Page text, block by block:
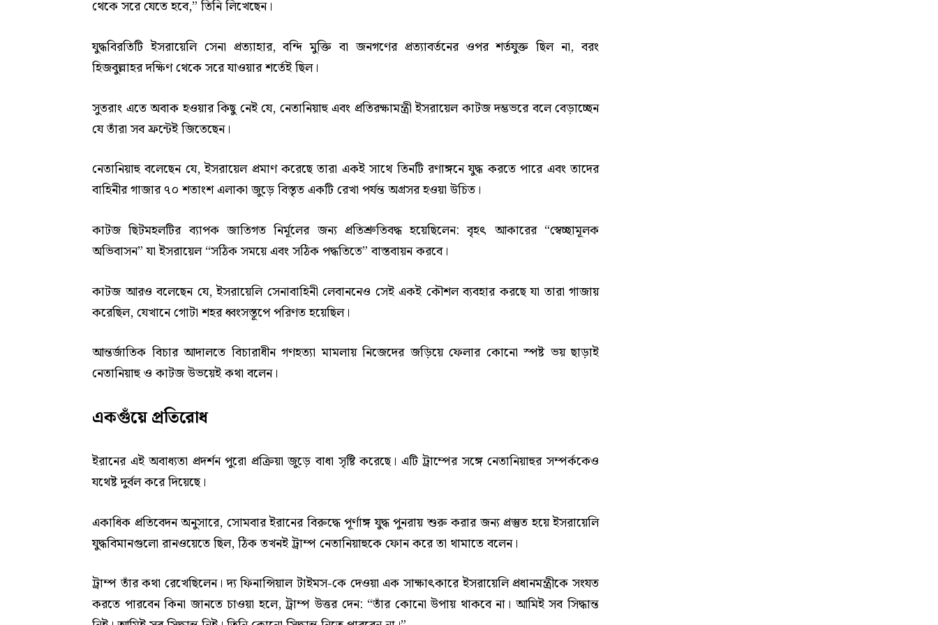
থেকে সরে যেতে হবে,” তিনি লিখেছেন।
যুদ্ধবিরতিটি ইসরায়েলি সেনা প্রত্যাহার, বন্দি মুক্তি বা জনগণের প্রত্যাবর্তনের ওপর শর্তযুক্ত ছিল না, বরং
হিজবুল্লাহর দক্ষিণ থেকে সরে যাওয়ার শর্তেই ছিল।
সুতরাং এতে অবাক হওয়ার কিছু নেই যে, নেতানিয়াহু এবং প্রতিরক্ষামন্ত্রী ইসরায়েল কাটজ দম্ভভরে বলে বেড়াচ্ছেন
যে তাঁরা সব ফ্রন্টেই জিতেছেন।
নেতানিয়াহু বলেছেন যে, ইসরায়েল প্রমাণ করেছে তারা একই সাথে তিনটি রণাঙ্গনে যুদ্ধ করতে পারে এবং তাদের
বাহিনীর গাজার ৭০ শতাংশ এলাকা জুড়ে বিস্তৃত একটি রেখা পর্যন্ত অগ্রসর হওয়া উচিত।
কাটজ ছিটমহলটির ব্যাপক জাতিগত নির্মূলের জন্য প্রতিশ্রুতিবদ্ধ হয়েছিলেন: বৃহৎ আকারের “স্বেচ্ছামূলক
অভিবাসন” যা ইসরায়েল “সঠিক সময়ে এবং সঠিক পদ্ধতিতে” বাস্তবায়ন করবে।
কাটজ আরও বলেছেন যে, ইসরায়েলি সেনাবাহিনী লেবাননেও সেই একই কৌশল ব্যবহার করছে যা তারা গাজায়
করেছিল, যেখানে গোটা শহর ধ্বংসস্তূপে পরিণত হয়েছিল।
আন্তর্জাতিক বিচার আদালতে বিচারাধীন গণহত্যা মামলায় নিজেদের জড়িয়ে ফেলার কোনো স্পষ্ট ভয় ছাড়াই
নেতানিয়াহু ও কাটজ উভয়েই কথা বলেন।
একগুঁয়ে প্রতিরোধ
ইরানের এই অবাধ্যতা প্রদর্শন পুরো প্রক্রিয়া জুড়ে বাধা সৃষ্টি করেছে। এটি ট্রাম্পের সঙ্গে নেতানিয়াহুর সম্পর্ককেও
যথেষ্ট দুর্বল করে দিয়েছে।
একাধিক প্রতিবেদন অনুসারে, সোমবার ইরানের বিরুদ্ধে পূর্ণাঙ্গ যুদ্ধ পুনরায় শুরু করার জন্য প্রস্তুত হয়ে ইসরায়েলি
যুদ্ধবিমানগুলো রানওয়েতে ছিল, ঠিক তখনই ট্রাম্প নেতানিয়াহুকে ফোন করে তা থামাতে বলেন।
ট্রাম্প তাঁর কথা রেখেছিলেন। দ্য ফিনান্সিয়াল টাইমস-কে দেওয়া এক সাক্ষাৎকারে ইসরায়েলি প্রধানমন্ত্রীকে সংযত
করতে পারবেন কিনা জানতে চাওয়া হলে, ট্রাম্প উত্তর দেন: “তাঁর কোনো উপায় থাকবে না। আমিই সব সিদ্ধান্ত